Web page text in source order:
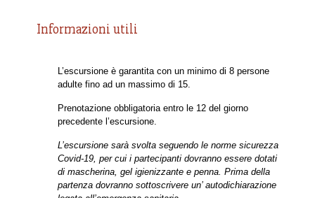
Informazioni utili
L’escursione è garantita con un minimo di 8 persone
adulte fino ad un massimo di 15.
Prenotazione obbligatoria entro le 12 del giorno
precedente l’escursione.
L’escursione sarà svolta seguendo le norme sicurezza
Covid-19, per cui i partecipanti dovranno essere dotati
di mascherina, gel igienizzante e penna. Prima della
partenza dovranno sottoscrivere un’ autodichiarazione